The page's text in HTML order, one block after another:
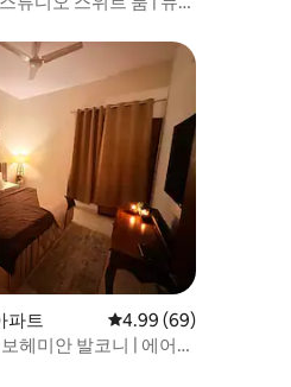
파트 평점 4.99점(5점 만점),
4.99 (69)
헤미안 발코니 | 에어컨